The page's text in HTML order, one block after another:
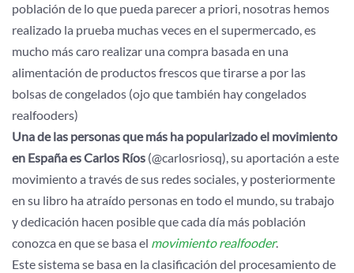
población de lo que pueda parecer a priori, nosotras hemos
realizado la prueba muchas veces en el supermercado, es
mucho más caro realizar una compra basada en una
alimentación de productos frescos que tirarse a por las
bolsas de congelados (ojo que también hay congelados
realfooders)
Una de las personas que más ha popularizado el movimiento
en España es Carlos Ríos (@carlosriosq), su aportación a este
movimiento a través de sus redes sociales, y posteriormente
en su libro ha atraído personas en todo el mundo, su trabajo
y dedicación hacen posible que cada día más población
conozca en que se basa el movimiento realfooder.
Este sistema se basa en la clasificación del procesamiento de